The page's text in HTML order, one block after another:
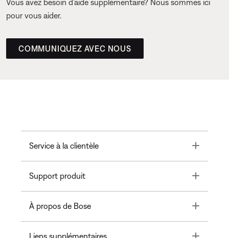
Vous avez besoin d’aide supplémentaire? Nous sommes ici
pour vous aider.
COMMUNIQUEZ AVEC NOUS
Service à la clientèle Toggle
Support produit Toggle
À propos de Bose Toggle
Toggle